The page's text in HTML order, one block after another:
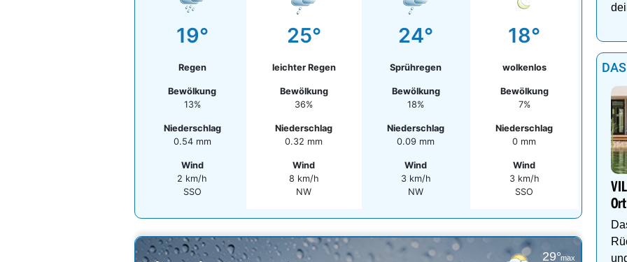
19°
Regen
Bewölkung
13%
Niederschlag
0.54 mm
Wind
2 km/h
SSO
25°
leichter Regen
Bewölkung
36%
Niederschlag
0.32 mm
Wind
8 km/h
NW
24°
Sprühregen
Bewölkung
18%
Niederschlag
0.09 mm
Wind
3 km/h
NW
18°
wolkenlos
Bewölkung
7%
Niederschlag
0 mm
Wind
3 km/h
SSO
29°max